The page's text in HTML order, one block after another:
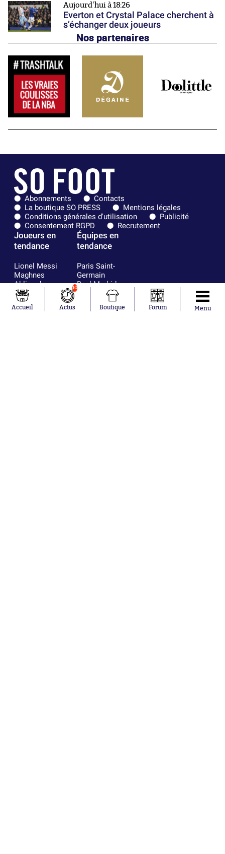
Aujourd'hui à 18:26
Everton et Crystal Palace cherchent à
s’échanger deux joueurs
Nos partenaires
Abonnements
Contacts
La boutique SO PRESS
Mentions légales
Conditions générales d'utilisation
Publicité
Consentement RGPD
Recrutement
Joueurs en
tendance
Lionel Messi
Maghnes
Akliouche
Mohamed
Salah
Neymar
Équipes en
tendance
Paris Saint-
Germain
Real Madrid
Olympique de
FIFA
Accueil
10
Actus Boutique Forum Menu